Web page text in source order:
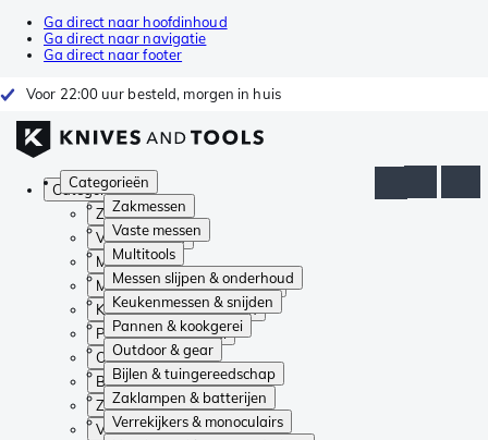
Ga direct naar hoofdinhoud
Ga direct naar navigatie
Ga direct naar footer
Voor 22:00 uur besteld, morgen in huis
Categorieën
Zakmessen
Vaste messen
Multitools
Messen slijpen & onderhoud
Keukenmessen & snijden
Pannen & kookgerei
Outdoor & gear
Bijlen & tuingereedschap
Zaklampen & batterijen
Verrekijkers & monoculairs
Categorieën
Zakmessen
Vaste messen
Multitools
Messen slijpen & onderhoud
Keukenmessen & snijden
Pannen & kookgerei
Outdoor & gear
Bijlen & tuingereedschap
Zaklampen & batterijen
Verrekijkers & monoculairs